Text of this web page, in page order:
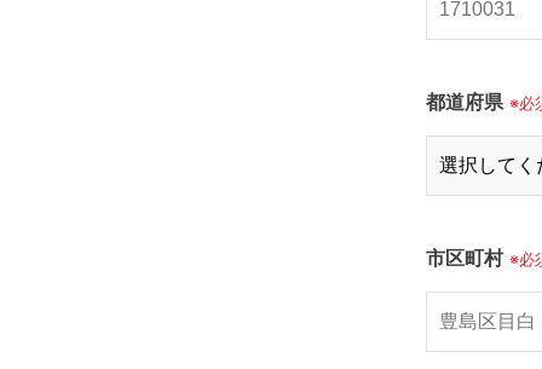
都道府県 ※必
市区町村 ※必